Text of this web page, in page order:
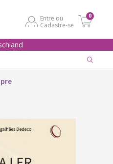
Entre ou
Cadastre-se
0